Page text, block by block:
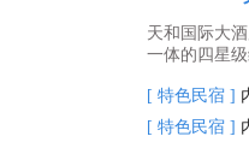
天和国际大
一体的四星
[ 特色民宿 ]
[ 特色民宿 ]